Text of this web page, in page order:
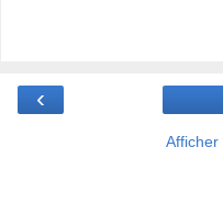
‹
Afficher